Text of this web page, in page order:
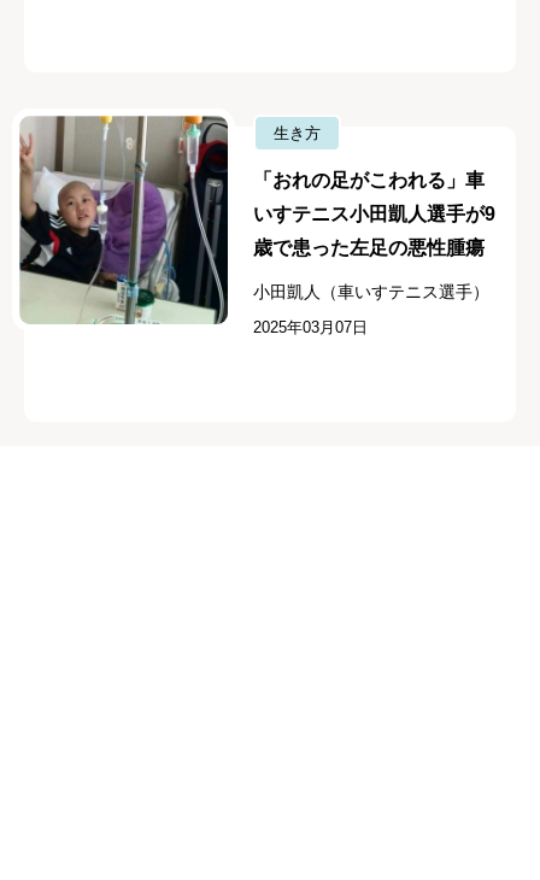
生き方
「おれの足がこわれる」車
いすテニス小田凱人選手が9
歳で患った左足の悪性腫瘍
小田凱人（車いすテニス選手）
2025年03月07日